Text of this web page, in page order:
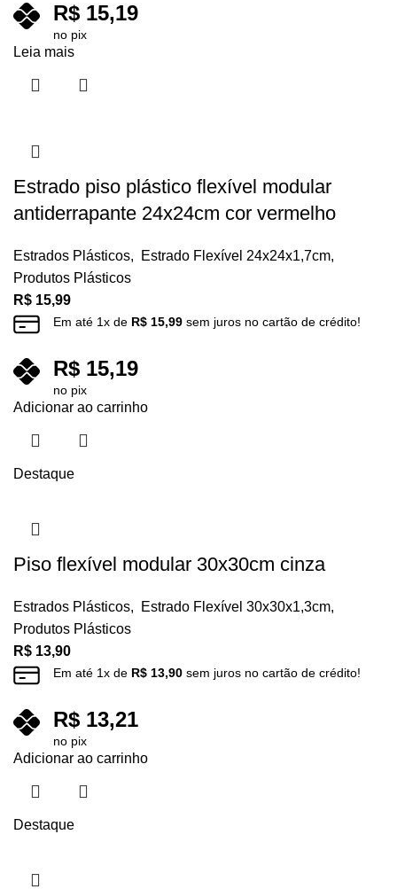
R$ 15,19
no pix
Leia mais
Estrado piso plástico flexível modular
antiderrapante 24x24cm cor vermelho
Estrados Plásticos, Estrado Flexível 24x24x1,7cm,
Produtos Plásticos
R$ 15,99
Em até 1x de R$ 15,99 sem juros no cartão de crédito!
R$ 15,19
no pix
Adicionar ao carrinho
Destaque
Piso flexível modular 30x30cm cinza
Estrados Plásticos, Estrado Flexível 30x30x1,3cm,
Produtos Plásticos
R$ 13,90
Em até 1x de R$ 13,90 sem juros no cartão de crédito!
R$ 13,21
no pix
Adicionar ao carrinho
Destaque